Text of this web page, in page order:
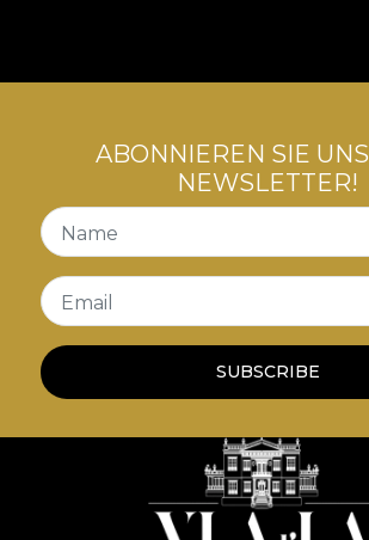
ABONNIEREN SIE
NEWSLETTER!
Name
Email
SUBSCRIBE